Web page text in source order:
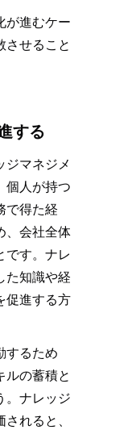
が進むケー
させること
する
ジマネジメ
個人が持つ
で得た経
、会社全体
です。ナレ
た知識や経
促進する方
するため
ルの蓄積と
。ナレッジ
れると、